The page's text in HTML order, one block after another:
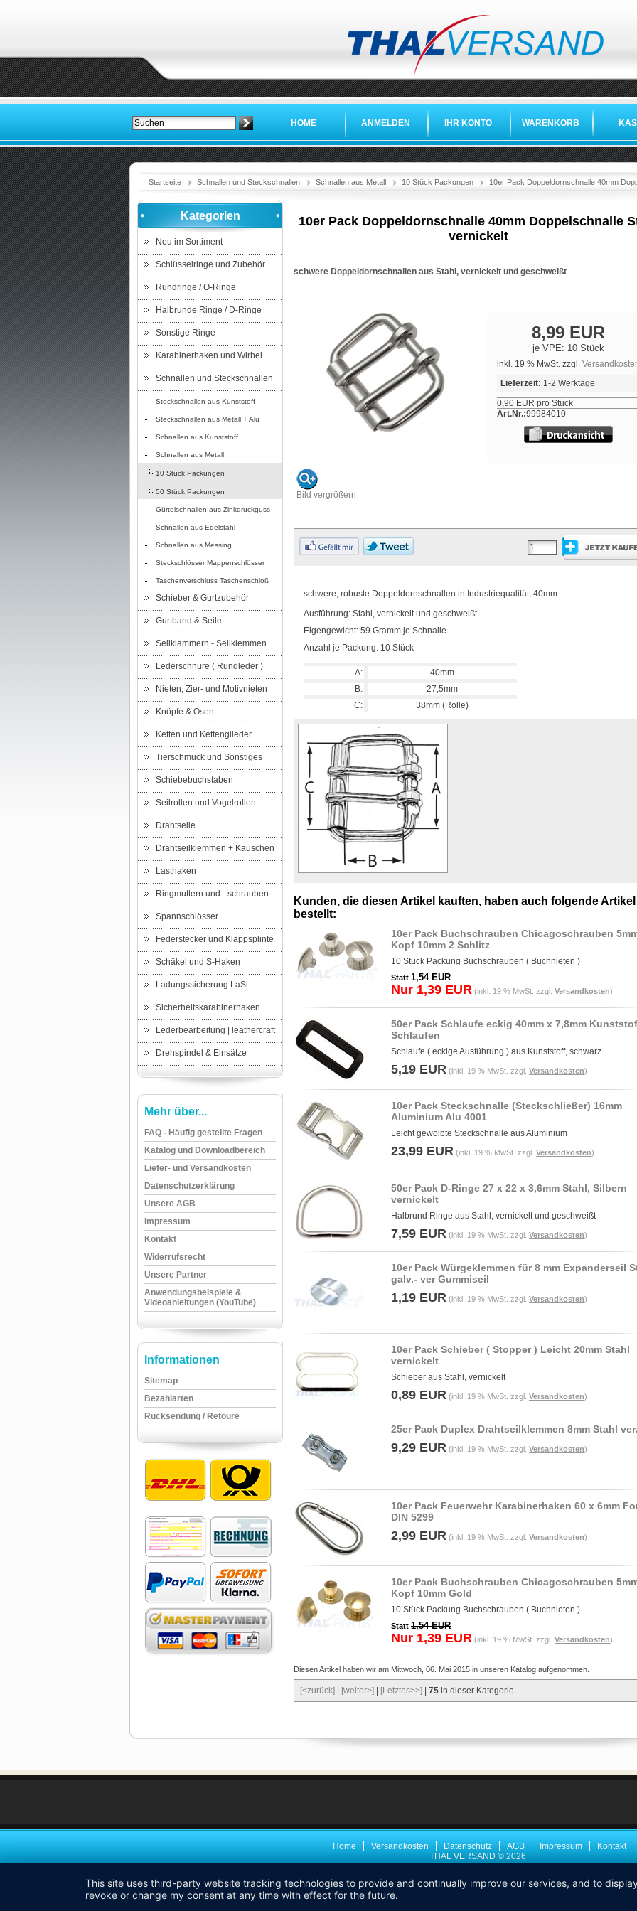
HOME ANMELDEN IHR KONTO WARENKORB
Startseite Schnallen und Steckschnallen Schnallen aus Metall 10 Stück Packungen 10er Pack Doppeldornschnalle 40mm
Kategorien
Neu im Sortiment
Schlüsselringe und Zubehör
Rundringe / O-Ringe
Halbrunde Ringe / D-Ringe
Sonstige Ringe
Karabinerhaken und Wirbel
Schnallen und Steckschnallen
Steckschnallen aus Kunststoff
Steckschnallen aus Metall + Alu
Schnallen aus Kunststoff
Schnallen aus Metall
10 Stück Packungen
50 Stück Packungen
Gürtelschnallen aus Zinkdruckguss
Schnallen aus Edelstahl
Schnallen aus Messing
Steckschlösser Mappenschlösser
Taschenverschluss Taschenschloß
Schieber & Gurtzubehör
Gurtband & Seile
Seilklammern - Seilklemmen
Lederschnüre ( Rundleder )
Nieten, Zier- und Motivnieten
Knöpfe & Ösen
Ketten und Kettenglieder
Tierschmuck und Sonstiges
Schiebebuchstaben
Seilrollen und Vogelrollen
Drahtseile
Drahtseilklemmen + Kauschen
Lasthaken
Ringmuttern und - schrauben
Spannschlösser
Federstecker und Klappsplinte
Schäkel und S-Haken
Ladungssicherung LaSi
Sicherheitskarabinerhaken
Lederbearbeitung | leathercraft
Drehspindel & Einsätze
Mehr über...
FAQ - Häufig gestellte Fragen
Katalog und Downloadbereich
Liefer- und Versandkosten
Datenschutzerklärung
Unsere AGB
Impressum
Kontakt
Widerrufsrecht
Unsere Partner
Anwendungsbeispiele &
Videoanleitungen (YouTube)
Informationen
Sitemap
Bezahlarten
Rücksendung / Retoure
10er Pack Doppeldornschnalle 40mm Doppelschnalle
vernickelt
schwere Doppeldornschnallen aus Stahl, vernickelt und geschweißt
Bild vergrößern
8,99 EUR
je VPE: 10 Stück
inkl. 19 % MwSt. zzgl.
Lieferzeit: 1-2 Werktage
0,90 EUR pro Stück
Art.Nr.:99984010
schwere, robuste Doppeldornschnallen in Industriequalität, 40mm
Ausführung: Stahl, vernickelt und geschweißt
Eigengewicht: 59 Gramm je Schnalle
Anzahl je Packung: 10 Stück
A:
40mm
B:
27,5mm
C:
38mm (Rolle)
Kunden, die diesen Artikel kauften, haben auch folgende Artikel
bestellt:
10er Pack Buchschrauben Chicagoschrauben
Kopf 10mm 2 Schlitz
10 Stück Packung Buchschrauben ( Buchnieten )
Statt 1,54 EUR
Nur 1,39 EUR (inkl. 19 % MwSt. zzgl. Versandkosten)
50er Pack Schlaufe eckig 40mm x 7,8mm
Schlaufen
Schlaufe ( eckige Ausführung ) aus Kunststoff, schwarz
5,19 EUR (inkl. 19 % MwSt. zzgl. Versandkosten)
10er Pack Steckschnalle (Steckschließer) 16mm
Aluminium Alu 4001
Leicht gewölbte Steckschnalle aus Aluminium
23,99 EUR (inkl. 19 % MwSt. zzgl. Versandkosten)
50er Pack D-Ringe 27 x 22 x 3,6mm Stahl, Silbern
vernickelt
Halbrund Ringe aus Stahl, vernickelt und geschweißt
7,59 EUR (inkl. 19 % MwSt. zzgl. Versandkosten)
10er Pack Würgeklemmen für 8 mm Expanderseil
galv.- ver Gummiseil
1,19 EUR (inkl. 19 % MwSt. zzgl. Versandkosten)
10er Pack Schieber ( Stopper ) Leicht 20mm Stahl
vernickelt
Schieber aus Stahl, vernickelt
0,89 EUR (inkl. 19 % MwSt. zzgl. Versandkosten)
25er Pack Duplex Drahtseilklemmen 8mm Stahl
9,29 EUR (inkl. 19 % MwSt. zzgl. Versandkosten)
10er Pack Feuerwehr Karabinerhaken 60 x 6mm
DIN 5299
2,99 EUR (inkl. 19 % MwSt. zzgl. Versandkosten)
10er Pack Buchschrauben Chicagoschrauben
Kopf 10mm Gold
10 Stück Packung Buchschrauben ( Buchnieten )
Statt 1,54 EUR
Nur 1,39 EUR (inkl. 19 % MwSt. zzgl. Versandkosten)
Diesen Artikel haben wir am Mittwoch, 06. Mai 2015 in unseren Katalog aufgenommen.
[<zurück] [weiter>] [Letztes>>] 75 in dieser Kategorie
Home Versandkosten Datenschutz AGB Impressum
Kontakt
THAL VERSAND © 2026
This site uses third-party website tracking technologies to provide and continually improve our services, and to
revoke or change my consent at any time with effect for the future.